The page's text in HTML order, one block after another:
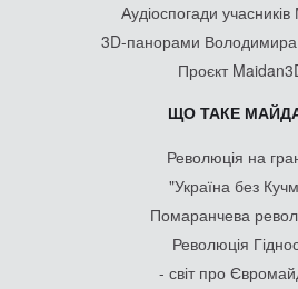
Аудіоспогади
3D-панорами
Проєкт
ЩО ТАКЕ
Революція на
"Україна без
Помаранчева
Революція
- світ про